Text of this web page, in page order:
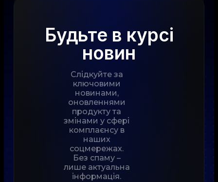
Будьте в курсі
новин
Слідкуйте за
ключовими
новинами,
оновленнями
продукту та
змінами у сфері
комплаєнсу в
наших
соцмережах.
Без спаму –
лише актуальна
інформація.